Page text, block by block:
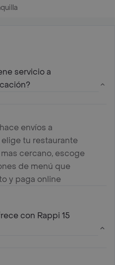
servicio a
envíos a
tu restaurante
cercano, escoge
de menú que
y paga online
con Rappi 15